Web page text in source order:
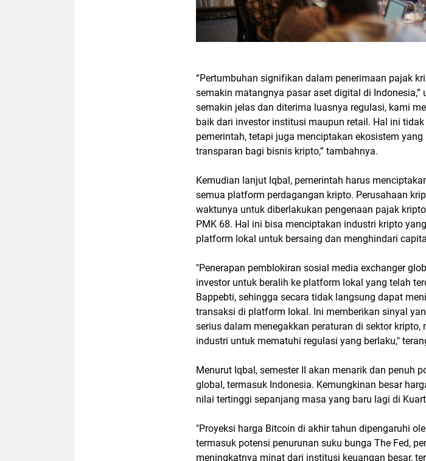
“Pertumbuhan signifikan dalam penerimaan pajak
semakin matangnya pasar aset digital di Indonesia,”
semakin jelas dan diterima luasnya regulasi, kami
baik dari investor institusi maupun retail. Hal ini
pemerintah, tetapi juga menciptakan ekosistem
transparan bagi bisnis kripto,” tambahnya.
Kemudian lanjut Iqbal, pemerintah harus
semua platform perdagangan kripto. Perusahaan
waktunya untuk diberlakukan pengenaan pajak
PMK 68. Hal ini bisa menciptakan industri kripto
platform lokal untuk bersaing dan menghindari
"Penerapan pemblokiran sosial media exchanger
investor untuk beralih ke platform lokal yang telah
Bappebti, sehingga secara tidak langsung dapat
transaksi di platform lokal. Ini memberikan sinyal
serius dalam menegakkan peraturan di sektor kripto,
industri untuk mematuhi regulasi yang berlaku,"
Menurut Iqbal, semester II akan menarik dan penuh
global, termasuk Indonesia. Kemungkinan besar
nilai tertinggi sepanjang masa yang baru lagi di
"Proyeksi harga Bitcoin di akhir tahun dipengaruhi
termasuk potensi penurunan suku bunga The Fed,
meningkatnya minat dari institusi keuangan besar,